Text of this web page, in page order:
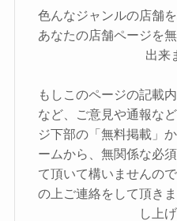
色んなジャンルの店舗
あなたの店舗ページを
出来
もしこのページの記載
など、ご意見や通報な
ジ下部の「無料掲載」
ームから、無関係な必
て頂いて構いませんの
の上ご連絡をして頂き
し上